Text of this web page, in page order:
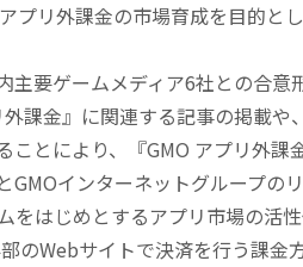
プリ外課金の市場育成を目的と
要ゲームメディア6社との合意
課金』に関連する記事の掲載
とにより、『GMO アプリ外課
GMOインターネットグループ
をはじめとするアプリ市場の活
Webサイトで決済を行う課金方